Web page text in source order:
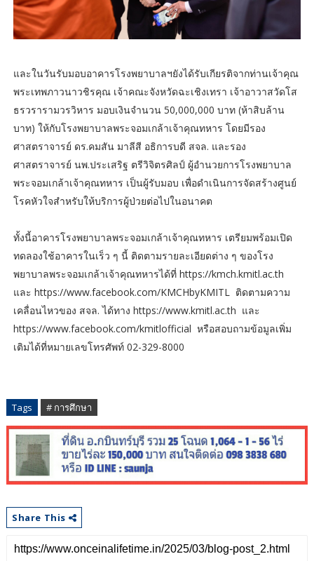
และในวันรับมอบอาคารโรงพยาบาลฯยังได้รับเกียรติจากท่านเจ้าคุณ
พระเทพภาวนาวชิรคุณ เจ้าคณะจังหวัดฉะเชิงเทรา เจ้าอาวาสวัดโส
ธรวรารามวรวิหาร มอบเงินจำนวน 50,000,000 บาท (ห้าสิบล้าน
บาท) ให้กับโรงพยาบาลพระจอมเกล้าเจ้าคุณทหาร โดยมีรอง
ศาสตราจารย์ ดร.คมสัน มาลีสี อธิการบดี สจล. และรอง
ศาสตราจารย์ นพ.ประเสริฐ ตรีวิจิตรศิลป์ ผู้อำนวยการโรงพยาบาล
พระจอมเกล้าเจ้าคุณทหาร เป็นผู้รับมอบ เพื่อดำเนินการจัดสร้างศูนย์
โรคหัวใจสำหรับให้บริการผู้ป่วยต่อไปในอนาคต
ทั้งนี้อาคารโรงพยาบาลพระจอมเกล้าเจ้าคุณทหาร เตรียมพร้อมเปิด
ทดลองใช้อาคารในเร็ว ๆ นี้ ติดตามรายละเอียดต่าง ๆ ของโรง
พยาบาลพระจอมเกล้าเจ้าคุณทหารได้ที่ https://kmch.kmitl.ac.th
และ https://www.facebook.com/KMCHbyKMITL ติดตามความ
เคลื่อนไหวของ สจล. ได้ทาง https://www.kmitl.ac.th และ
https://www.facebook.com/kmitlofficial หรือสอบถามข้อมูลเพิ่ม
เติมได้ที่หมายเลขโทรศัพท์ 02-329-8000
Tags # การศึกษา
Share This